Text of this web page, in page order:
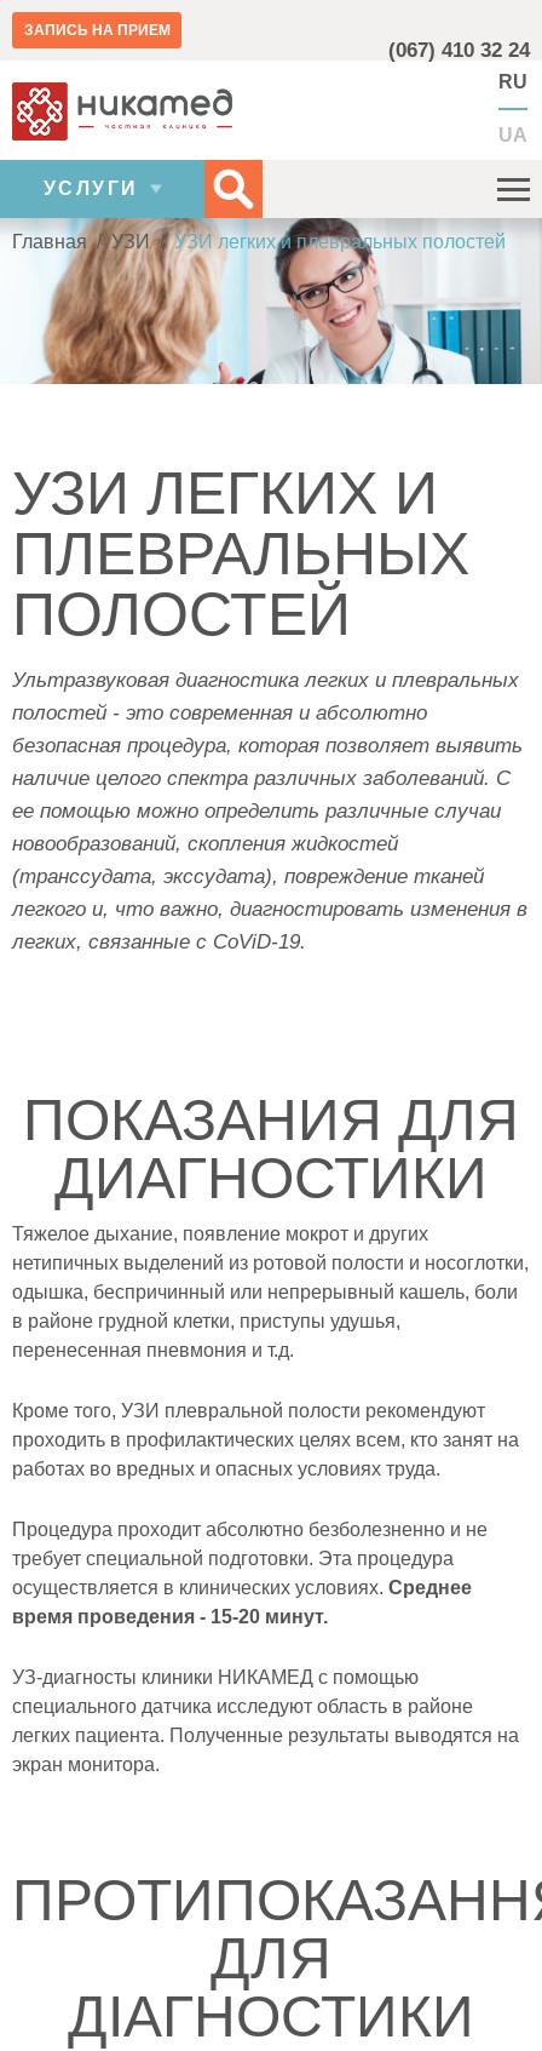
(067) 410 32 24
RU
UA
УСЛУГИ
ЗАПИСЬ НА ПРИЕМ
Главная / УЗИ / УЗИ легких и плевральных полостей
УЗИ ЛЕГКИХ И
ПЛЕВРАЛЬНЫХ
ПОЛОСТЕЙ
Ультразвуковая диагностика легких и плевральных
полостей - это современная и абсолютно
безопасная процедура, которая позволяет выявить
наличие целого спектра различных заболеваний. С
ее помощью можно определить различные случаи
новообразований, скопления жидкостей
(транссудата, экссудата), повреждение тканей
легкого и, что важно, диагностировать изменения в
легких, связанные с CoViD-19.
ПОКАЗАНИЯ ДЛЯ
ДИАГНОСТИКИ
Тяжелое дыхание, появление мокрот и других
нетипичных выделений из ротовой полости и носоглотки,
одышка, беспричинный или непрерывный кашель, боли
в районе грудной клетки, приступы удушья,
перенесенная пневмония и т.д.
Кроме того, УЗИ плевральной полости рекомендуют
проходить в профилактических целях всем, кто занят на
работах во вредных и опасных условиях труда.
Процедура проходит абсолютно безболезненно и не
требует специальной подготовки. Эта процедура
осуществляется в клинических условиях. Среднее
время проведения - 15-20 минут.
УЗ-диагносты клиники НИКАМЕД с помощью
специального датчика исследуют область в районе
легких пациента. Полученные результаты выводятся на
экран монитора.
ДЛЯ
ДІАГНОСТИКИ